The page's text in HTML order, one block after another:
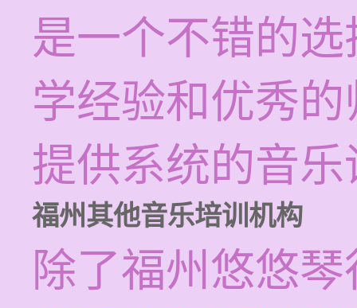
是一个不错的
学经验和优秀
提供系统的音
福州其他音乐培训机构
除了福州悠悠